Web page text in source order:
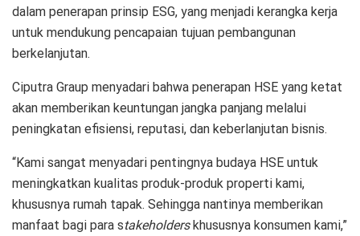
dalam penerapan prinsip ESG, yang menjadi kerangka kerja
untuk mendukung pencapaian tujuan pembangunan
berkelanjutan.
Ciputra Graup menyadari bahwa penerapan HSE yang ketat
akan memberikan keuntungan jangka panjang melalui
peningkatan efisiensi, reputasi, dan keberlanjutan bisnis.
“Kami sangat menyadari pentingnya budaya HSE untuk
meningkatkan kualitas produk-produk properti kami,
khususnya rumah tapak. Sehingga nantinya memberikan
manfaat bagi para stakeholderskhususnya konsumen kami,”